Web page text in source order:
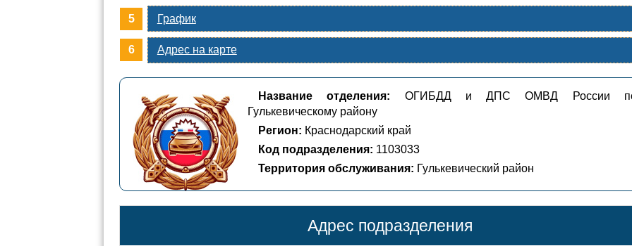
График
Адрес на карте
Название отделения: ОГИБДД и ДПС ОМВД России
Гулькевическому району
Регион: Краснодарский край
Код подразделения: 1103033
Территория обслуживания: Гулькевический район
Адрес подразделения